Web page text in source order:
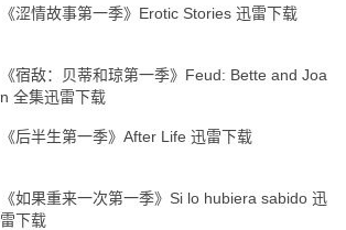
《涩情故事第一季》Erotic Stories 迅雷下载
《宿敌：贝蒂和琼第一季》Feud: Bette and Joa
n 全集迅雷下载
《后半生第一季》After Life 迅雷下载
《如果重来一次第一季》Si lo hubiera sabido 迅
雷下载